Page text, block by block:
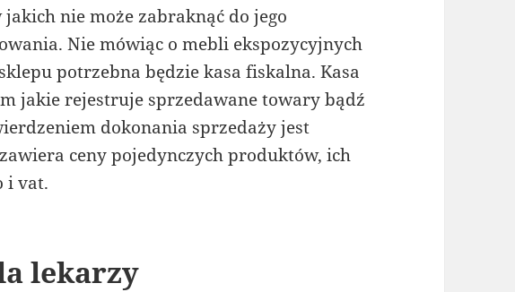
nie może zabraknąć do jego
Nie mówiąc o mebli ekspozycyjnych
potrzebna będzie kasa fiskalna. Kasa
jakie rejestruje sprzedawane towary bądź
dokonania sprzedaży jest
ceny pojedynczych produktów, ich
i vat.
lekarzy